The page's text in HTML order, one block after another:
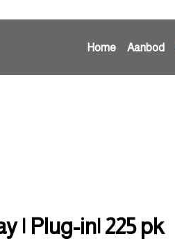
Home Aanbod
| Plug-in| 225 pk